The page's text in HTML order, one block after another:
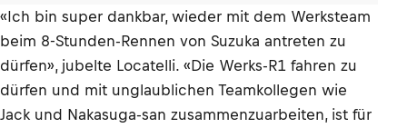
«Ich bin super dankbar, wieder mit dem Werksteam
beim 8-Stunden-Rennen von Suzuka antreten zu
dürfen», jubelte Locatelli. «Die Werks-R1 fahren zu
dürfen und mit unglaublichen Teamkollegen wie
Jack und Nakasuga-san zusammenzuarbeiten, ist für